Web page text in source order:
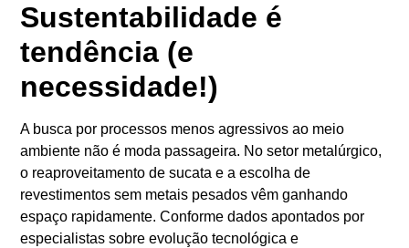
Sustentabilidade é
tendência (e
necessidade!)
A busca por processos menos agressivos ao meio
ambiente não é moda passageira. No setor metalúrgico,
o reaproveitamento de sucata e a escolha de
revestimentos sem metais pesados vêm ganhando
espaço rapidamente. Conforme dados apontados por
especialistas sobre evolução tecnológica e